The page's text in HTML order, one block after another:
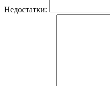
Недостатки: